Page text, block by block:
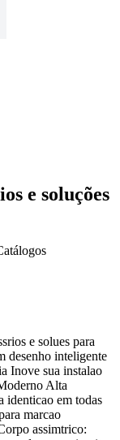
e soluções
e solues para
desenho inteligente
Inove sua instalao
Alta
identicao em todas
marcao
assimtrico: